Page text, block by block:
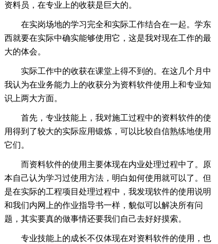
资料员，在专业上的收获是巨大的。
在实岗场地的学习完全和实际工作结合在一起。学东
西就要在实际中确实能够使用它，这是我对现在工作的最
大的体会。
实际工作中的收获在课堂上得不到的。在这几个月中
我认为在业务能力上的收获分为资料软件使用上和专业知
识上两大方面。
首先，专业技能上，我对施工过程中的资料软件的使
用得到了较大的实际应用锻炼，可以比较自信熟练地使用
它们。
而资料软件的使用主要体现在内业处理过程中了。原
本自己认为学习过使用方法，明白如何使用就可以了。但
是在实际的工程项目处理过程中，我发现软件的使用说明
和我们内网上的作业指导书一样，貌似可以解决所有问
题，其实要真的做事情还要我们自己去好好摸索。
专业技能上的成长不仅体现在对资料软件的使用，也